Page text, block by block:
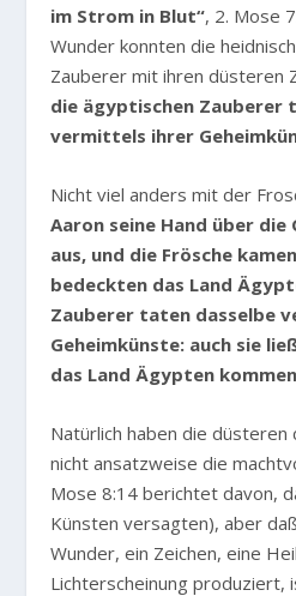
im Strom in Blut“, 2. Mose
Wunder konnten die
Zauberer mit ihren düsteren
die ägyptischen Zauberer
vermittels ihrer
Nicht viel anders mit der
Aaron seine Hand über
aus, und die Frösche
bedeckten das Land
Zauberer taten dasselbe
Geheimkünste: auch sie
das Land Ägypten
Natürlich haben die düsteren
nicht ansatzweise die
Mose 8:14 berichtet davon,
Künsten versagten), aber
Wunder, ein Zeichen, eine
Lichterscheinung produziert,